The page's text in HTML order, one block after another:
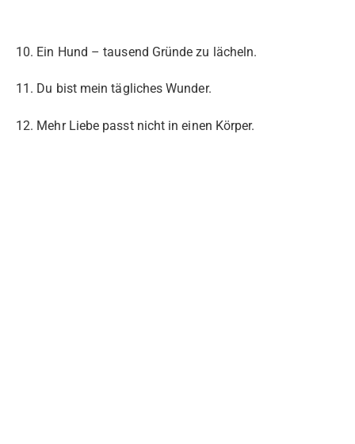
10. Ein Hund – tausend Gründe zu lächeln.
11. Du bist mein tägliches Wunder.
12. Mehr Liebe passt nicht in einen Körper.